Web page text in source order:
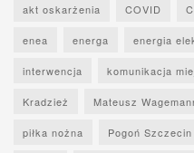
akt oskarżenia COVID
enea energa energia
interwencja komunikacja
Kradzież Mateusz
piłka nożna Pogoń Szczecin